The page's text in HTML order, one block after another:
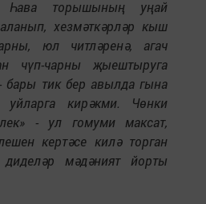
Һава торышының уңай
хезмәткәрләр кыш
юл читләренә, агач
чүп-чарны җыештыруга
бары тик бер авылда гына
кирәкми. Чөнки
- ул гомуми максат,
кертәсе килә торган
мәдәният йорты